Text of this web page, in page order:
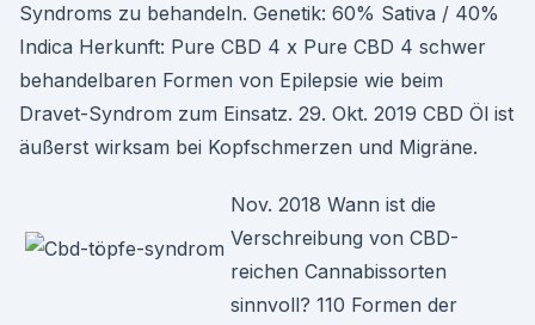
Syndroms zu behandeln. Genetik: 60% Sativa / 40%
Indica Herkunft: Pure CBD 4 x Pure CBD 4 schwer
behandelbaren Formen von Epilepsie wie beim
Dravet-Syndrom zum Einsatz. 29. Okt. 2019 CBD Öl ist
äußerst wirksam bei Kopfschmerzen und Migräne.
Nov. 2018 Wann ist die
Verschreibung von CBD-
reichen Cannabissorten
sinnvoll? 110 Formen der